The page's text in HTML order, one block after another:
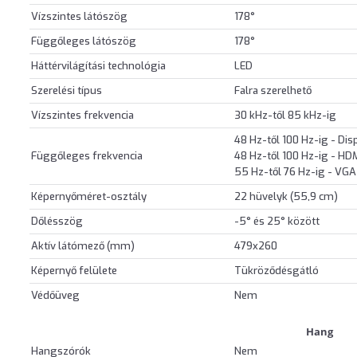
Vízszintes látószög
178°
Függőleges látószög
178°
Háttérvilágítási technológia
LED
Szerelési típus
Falra szerelhető
Vízszintes frekvencia
30 kHz-től 85 kHz-ig
Függőleges frekvencia
48 Hz-től 100 Hz-ig -
48 Hz-től 100 Hz-ig -
55 Hz-től 76 Hz-ig - VGA
Képernyőméret-osztály
22 hüvelyk (55,9 cm)
Dőlésszög
-5° és 25° között
Aktív látómező (mm)
479x260
Képernyő felülete
Tükröződésgátló
Védőüveg
Nem
Hang
Hangszórók Nem